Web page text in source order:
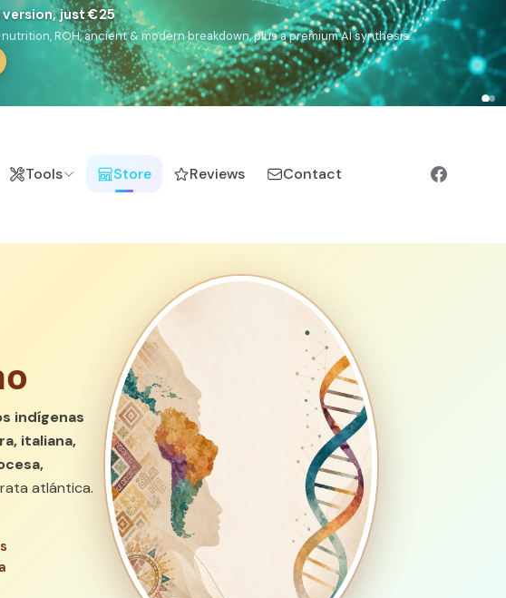
& Caucasus),Drom(Roma),Sankofa(African diaspora),Raíces(Latin
(North Sea Germanic).
Tools Store Reviews Contact
indígenas
italiana,
atlántica.